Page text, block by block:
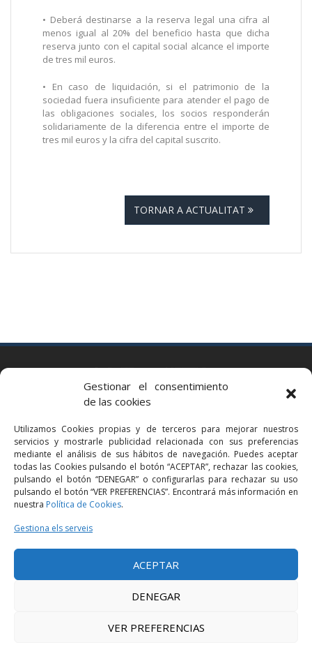
Gestionar el consentimiento
de las cookies
Utilizamos Cookies propias y de terceros para mejorar nuestros
servicios y mostrarle publicidad relacionada con sus preferencias
mediante el análisis de sus hábitos de navegación. Puedes aceptar
todas las Cookies pulsando el botón “ACEPTAR”, rechazar las cookies,
pulsando el botón “DENEGAR” o configurarlas para rechazar su uso
pulsando el botón “VER PREFERENCIAS”. Encontrará más información en
nuestra Política de Cookies.
Gestiona els serveis
ACEPTAR
DENEGAR
VER PREFERENCIAS
• Deberá destinarse a la reserva legal una cifra al
menos igual al 20% del beneficio hasta que dicha
reserva junto con el capital social alcance el importe
de tres mil euros.
• En caso de liquidación, si el patrimonio de la
sociedad fuera insuficiente para atender el pago de
las obligaciones sociales, los socios responderán
solidariamente de la diferencia entre el importe de
tres mil euros y la cifra del capital suscrito.
TORNAR A ACTUALITAT
Via Augusta 2 bis, 3º, 08006 Barcelona
bcn@bellavistalegal.eu
GRANOLLERS
C/ Sant Jaume, 16 1r, 08401 Granollers (Bcn)
+34 93 860 39 60
grn@bellavistalegal.eu
MADRID
C/ Serrano 114, 2º izq. 28006 Madrid.
+34 91 431 98 21 | +34 91 431 98 95
mad@bellavistalegal.eu
© 2016 Bellavista Legal - Tots els drets reservats -